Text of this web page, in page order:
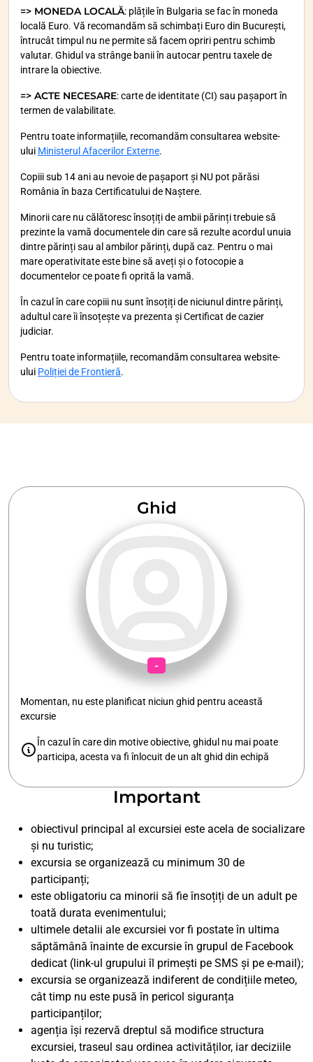
=> MONEDA LOCALĂ: plățile în Bulgaria se fac în moneda
locală Euro. Vă recomandăm să schimbați Euro din București,
întrucât timpul nu ne permite să facem opriri pentru schimb
valutar. Ghidul va strânge banii în autocar pentru taxele de
intrare la obiective.
=> ACTE NECESARE: carte de identitate (CI) sau pașaport în
termen de valabilitate.
Pentru toate informațiile, recomandăm consultarea website-
ului Ministerul Afacerilor Externe.
Copiii sub 14 ani au nevoie de pașaport și NU pot părăsi
România în baza Certificatului de Naștere.
Minorii care nu călătoresc însoțiți de ambii părinți trebuie să
prezinte la vamă documentele din care să rezulte acordul unuia
dintre părinți sau al ambilor părinți, după caz. Pentru o mai
mare operativitate este bine să aveți și o fotocopie a
documentelor ce poate fi oprită la vamă.
În cazul în care copiii nu sunt însoțiți de niciunul dintre părinți,
adultul care îi însoțește va prezenta și Certificat de cazier
judiciar.
Pentru toate informațiile, recomandăm consultarea website-
ului Poliției de Frontieră.
Ghid
-
Momentan, nu este planificat niciun ghid pentru această
excursie
În cazul în care din motive obiective, ghidul nu mai poate
participa, acesta va fi înlocuit de un alt ghid din echipă
Important
obiectivul principal al excursiei este acela de socializare
și nu turistic;
excursia se organizează cu minimum 30 de
participanți;
este obligatoriu ca minorii să fie însoțiți de un adult pe
toată durata evenimentului;
ultimele detalii ale excursiei vor fi postate în ultima
săptămână înainte de excursie în grupul de Facebook
dedicat (link-ul grupului îl primești pe SMS și pe e-mail);
excursia se organizează indiferent de condițiile meteo,
cât timp nu este pusă în pericol siguranța
participanților;
agenția își rezervă dreptul să modifice structura
excursiei, traseul sau ordinea activităților, iar deciziile